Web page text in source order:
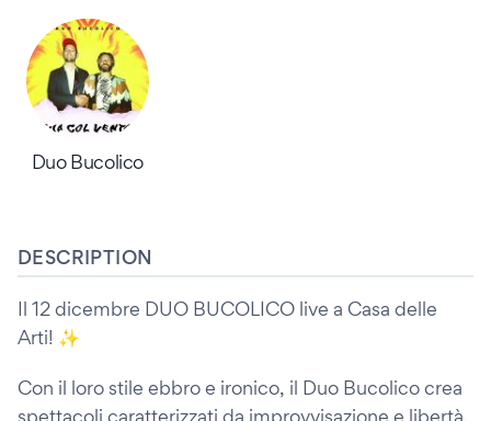
Duo Bucolico
DESCRIPTION
Il 12 dicembre DUO BUCOLICO live a Casa delle
Arti! ✨
Con il loro stile ebbro e ironico, il Duo Bucolico crea
spettacoli caratterizzati da improvvisazione e libertà,